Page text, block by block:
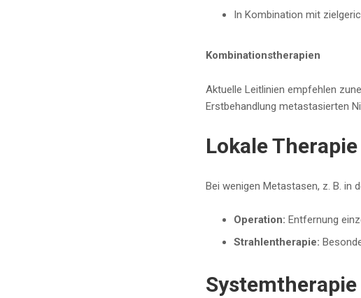
In Kombination mit
Kombinationstherapien
Aktuelle Leitlinien empfehlen
Erstbehandlung metastasierten
Lokale
Bei wenigen Metastasen, z. B. in
Operation: Entfernung
Strahlentherapie: